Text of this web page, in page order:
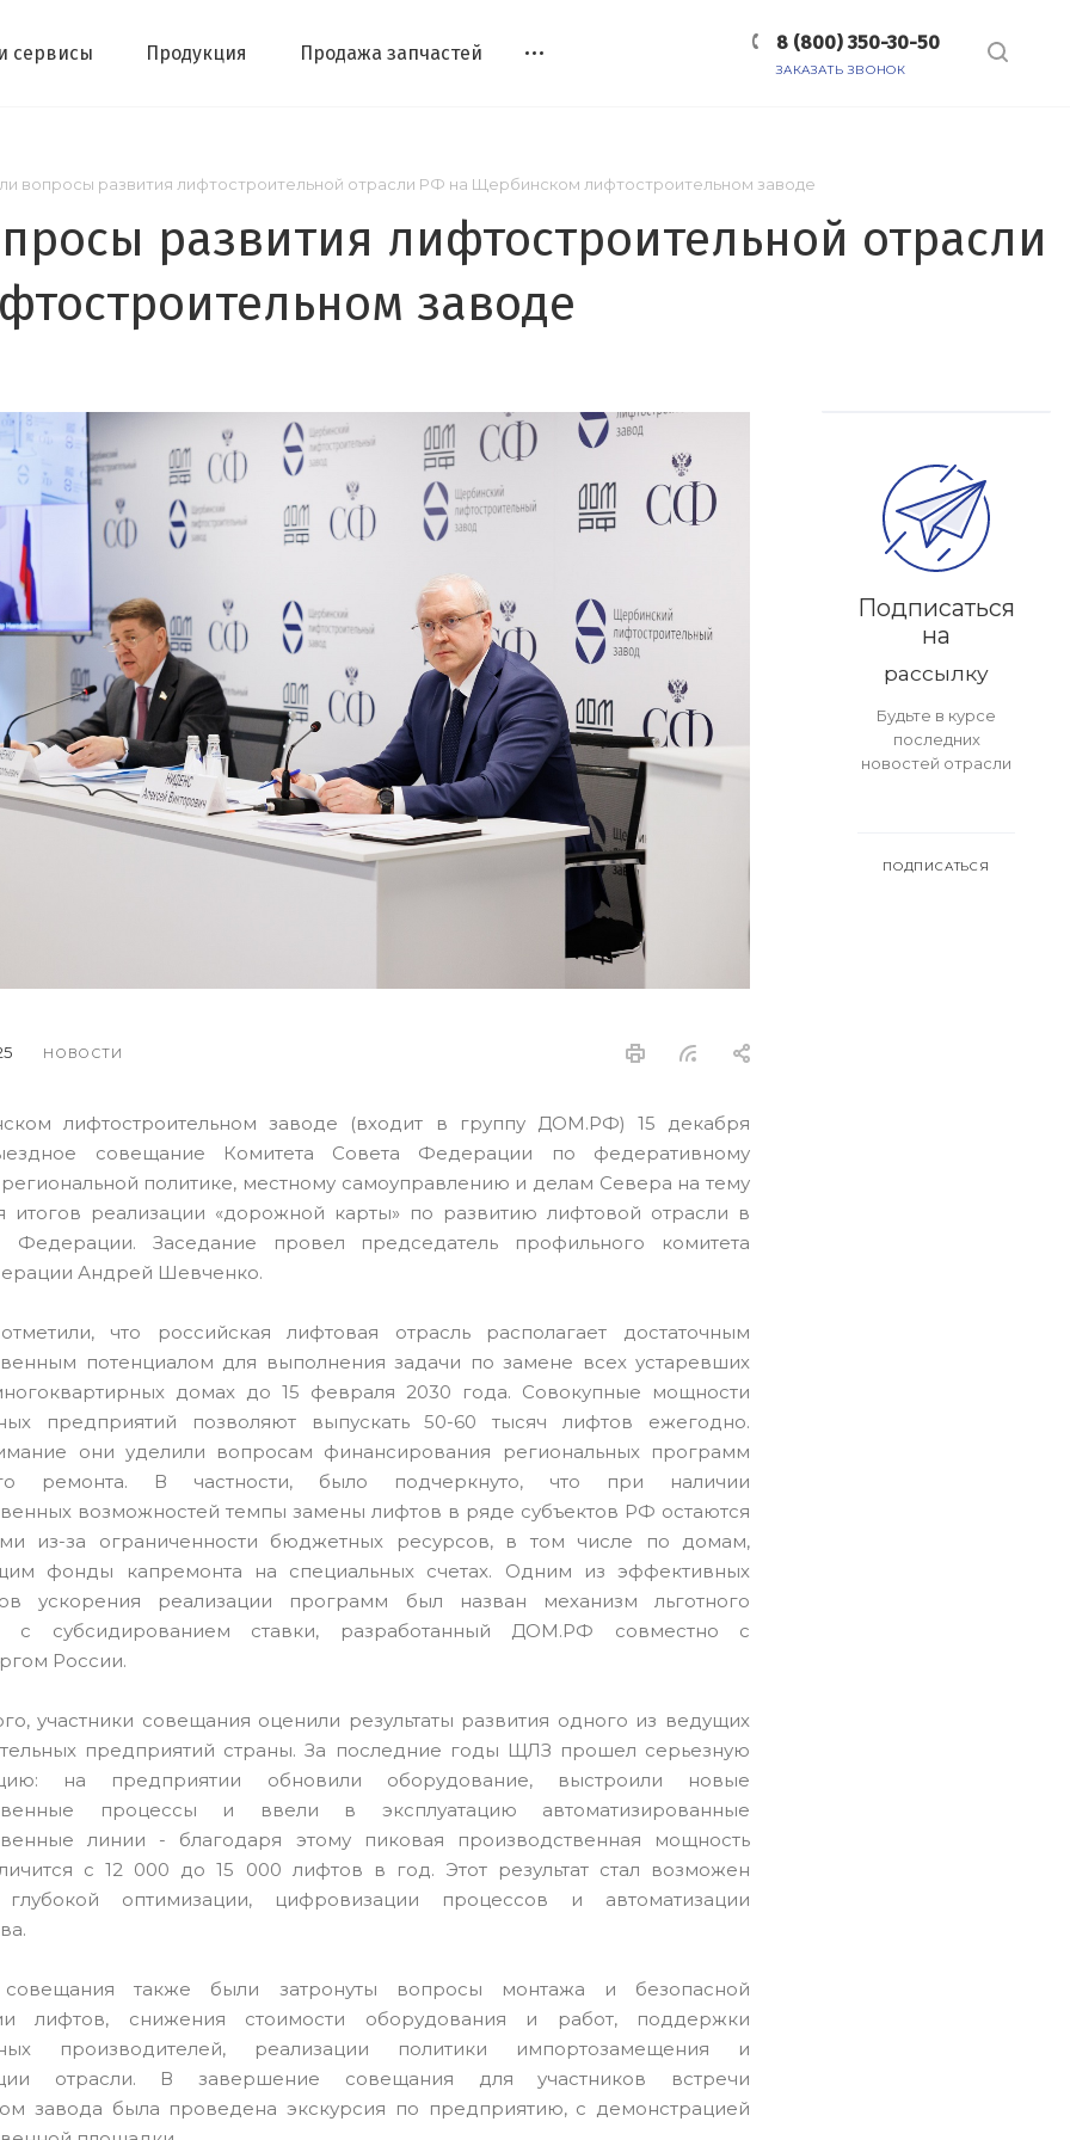
8 (800) 350-30-50
ЗАКАЗАТЬ ЗВОНОК
сервисы Продукция Продажа запчастей
вопросы развития лифтостроительной отрасли РФ на Щербинском лифтостроительном заводе
развития лифтостроительной отрасли
заводе
НОВОСТИ
лифтостроительном заводе (входит в группу ДОМ.РФ) 15 декабря
совещание Комитета Совета Федерации по федеративному
региональной политике, местному самоуправлению и делам Севера на тему
итогов реализации «дорожной карты» по развитию лифтовой отрасли в
Федерации. Заседание провел председатель профильного комитета
Андрей Шевченко.
что российская лифтовая отрасль располагает достаточным
потенциалом для выполнения задачи по замене всех устаревших
домах до 15 февраля 2030 года. Совокупные мощности
предприятий позволяют выпускать 50-60 тысяч лифтов ежегодно.
они уделили вопросам финансирования региональных программ
ремонта. В частности, было подчеркнуто, что при наличии
возможностей темпы замены лифтов в ряде субъектов РФ остаются
из-за ограниченности бюджетных ресурсов, в том числе по домам,
фонды капремонта на специальных счетах. Одним из эффективных
ускорения реализации программ был назван механизм льготного
с субсидированием ставки, разработанный ДОМ.РФ совместно с
России.
участники совещания оценили результаты развития одного из ведущих
предприятий страны. За последние годы ЩЛЗ прошел серьезную
на предприятии обновили оборудование, выстроили новые
процессы и ввели в эксплуатацию автоматизированные
линии - благодаря этому пиковая производственная мощность
с 12 000 до 15 000 лифтов в год. Этот результат стал возможен
глубокой оптимизации, цифровизации процессов и автоматизации
также были затронуты вопросы монтажа и безопасной
лифтов, снижения стоимости оборудования и работ, поддержки
производителей, реализации политики импортозамещения и
отрасли. В завершение совещания для участников встречи
завода была проведена экскурсия по предприятию, с демонстрацией
Подписаться
на
рассылку
Будьте в курсе
последних
новостей отрасли
ПОДПИСАТЬСЯ